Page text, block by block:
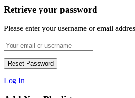
Retrieve your password
Please enter your username or email
Log In